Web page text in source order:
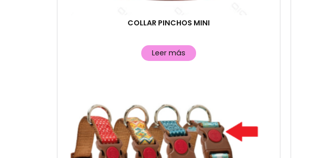
COLLAR PINCHOS MINI
Leer más